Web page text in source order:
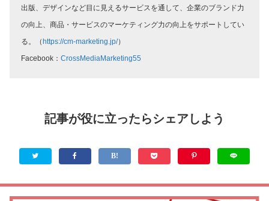
出版、デザインなど目に見えるサービスを通して、企業のブランド力
の向上、商品・サービスのマーケティング力の向上をサポートしてい
る。（ https://cm-marketing.jp/）
Facebook：CrossMediaMarketing55
記事が役に立ったらシェアしよう